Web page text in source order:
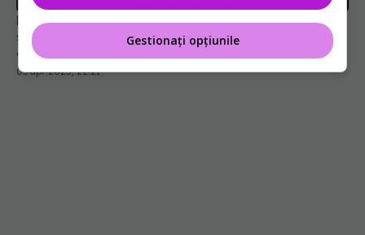
Planta de "100 de ani" care curăţă vasele de
sânge. Lidia Fecioru: Câte cinci picături,
dimineaţa
03 apr 2025, 22:21
Gestionați opțiunile